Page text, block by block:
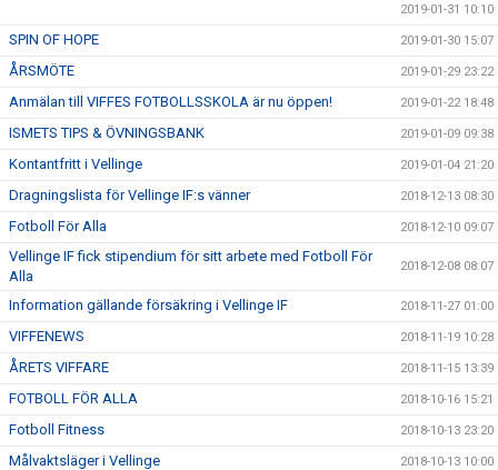
2019-01-31 10:10
SPIN OF HOPE 2019-01-30 15:07
ÅRSMÖTE 2019-01-29 23:22
Anmälan till VIFFES FOTBOLLSSKOLA är nu öppen! 2019-01-22 18:48
ISMETS TIPS & ÖVNINGSBANK 2019-01-09 09:38
Kontantfritt i Vellinge 2019-01-04 21:20
Dragningslista för Vellinge IF:s vänner 2018-12-13 08:30
Fotboll För Alla 2018-12-10 09:07
Vellinge IF fick stipendium för sitt arbete med Fotboll För
Alla
2018-12-08 08:07
Information gällande försäkring i Vellinge IF 2018-11-27 01:00
VIFFENEWS 2018-11-19 10:28
ÅRETS VIFFARE 2018-11-15 13:39
FOTBOLL FÖR ALLA 2018-10-16 15:21
Fotboll Fitness 2018-10-13 23:20
Målvaktsläger i Vellinge 2018-10-13 10:00